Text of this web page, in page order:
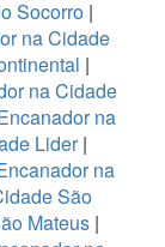
Socorro |
na Cidade
|
na Cidade
na
Lider|
na
São
Mateus |